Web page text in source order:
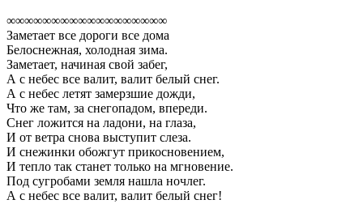
∞∞∞∞∞∞∞∞∞∞∞∞∞∞∞∞∞∞
Заметает все дороги все дома
Белоснежная, холодная зима.
Заметает, начиная свой забег,
А с небес все валит, валит белый снег.
А с небес летят замерзшие дожди,
Что же там, за снегопадом, впереди.
Снег ложится на ладони, на глаза,
И от ветра снова выступит слеза.
И снежинки обожгут прикосновением,
И тепло так станет только на мгновение.
Под сугробами земля нашла ночлег.
А с небес все валит, валит белый снег!